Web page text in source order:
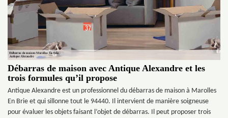
Débarras de maison avec Antique Alexandre et les
trois formules qu’il propose
Antique Alexandre est un professionnel du débarras de maison à Marolles
En Brie et qui sillonne tout le 94440. Il intervient de manière soigneuse
pour évaluer les objets faisant l’objet de débarras. Il peut proposer trois